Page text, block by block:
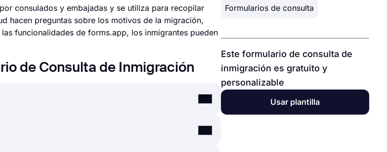
consulados y embajadas y se utiliza para recopilar
hacen preguntas sobre los motivos de la migración,
funcionalidades de forms.app, los inmigrantes pueden
de Consulta de Inmigración
Sin necesidad de codificar una sola línea,
Formularios de consulta
Este formulario de consulta de
inmigración es gratuito y
personalizable
Usar plantilla